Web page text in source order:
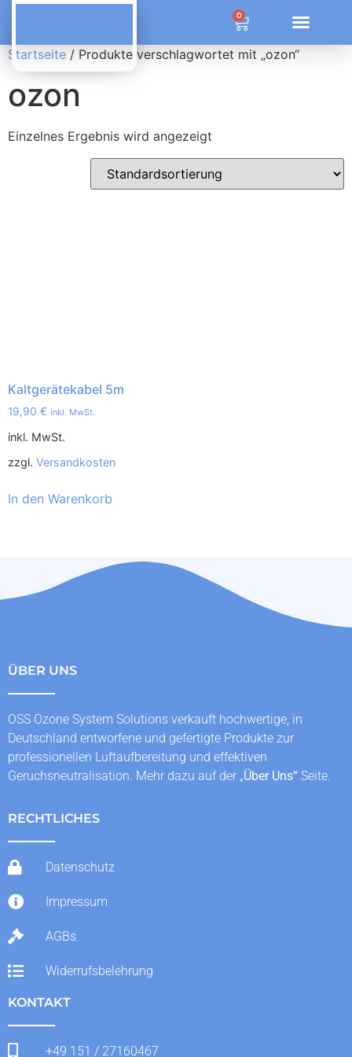
0
Startseite / Produkte verschlagwortet mit „ozon“
ozon
Einzelnes Ergebnis wird angezeigt
Kaltgerätekabel 5m
19,90 € inkl. MwSt.
inkl. MwSt.
zzgl. Versandkosten
In den Warenkorb
ÜBER UNS
OSS Ozone System Solutions verkauft hochwertige, in
Deutschland entworfene und gefertigte Produkte zur
professionellen Luftaufbereitung und effektiven
Geruchsneutralisation. Mehr dazu auf der „Über Uns“ Seite.
RECHTLICHES
Datenschutz
Impressum
AGBs
Widerrufsbelehrung
KONTAKT
+49 151 / 27160467